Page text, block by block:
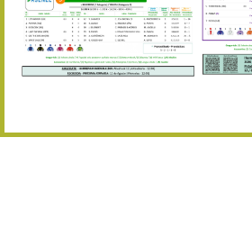
12/08 12:08
15/08 17:05
30/08 17:30